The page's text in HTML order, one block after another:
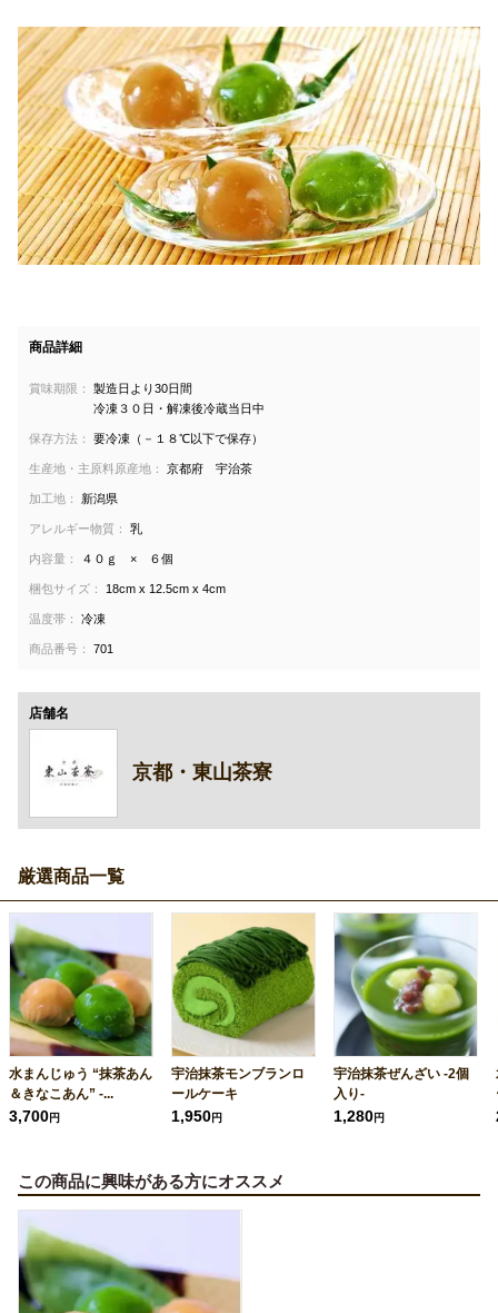
商品詳細
賞味期限：
製造日より30日間
冷凍３０日・解凍後冷蔵当日中
保存方法： 要冷凍（－１８℃以下で保存）
生産地・主原料原産地： 京都府 宇治茶
加工地： 新潟県
アレルギー物質： 乳
内容量： ４０ｇ × ６個
梱包サイズ： 18cm x 12.5cm x 4cm
温度帯： 冷凍
商品番号： 701
店舗名
京都・東山茶寮
厳選商品一覧
水まんじゅう “抹茶あん
＆きなこあん” -...
3,700円
宇治抹茶モンブランロ
ールケーキ
1,950円
宇治抹茶ぜんざい -2個
入り-
1,280円
この商品に興味がある方にオススメ